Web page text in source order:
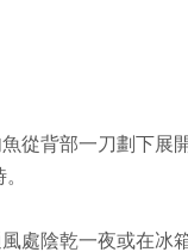
從背部一刀劃下展
處陰乾一夜或在冰